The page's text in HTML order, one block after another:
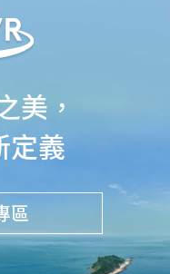
美，
定義
區